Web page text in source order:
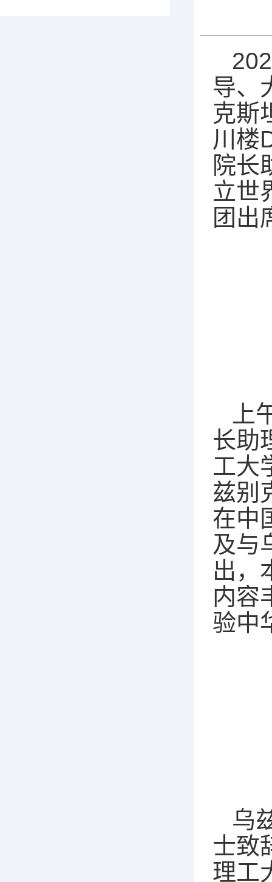
导、
克斯
川楼
院长
立世
团出
上
长助
工大
兹别
在中
及与
出，
内容
验中
乌
士致
理工